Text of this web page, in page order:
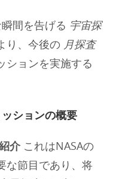
間を告げる 宇宙探
り、今後の 月探査
ションを実施する
ションの概要
介これはNASAの
な節目であり、将